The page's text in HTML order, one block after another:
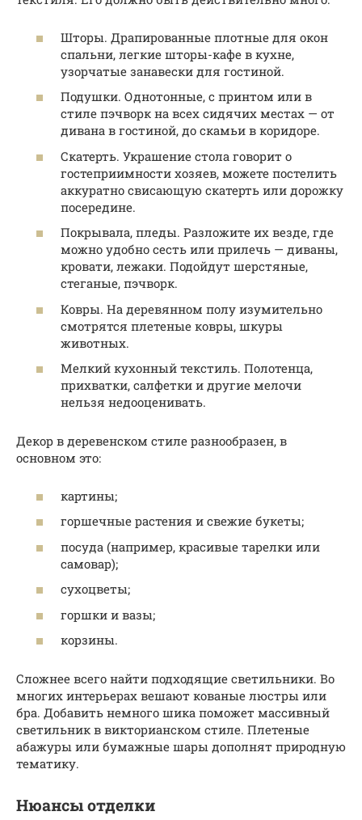
Шторы. Драпированные плотные для окон
спальни, легкие шторы-кафе в кухне,
узорчатые занавески для гостиной.
Подушки. Однотонные, с принтом или в
стиле пэчворк на всех сидячих местах — от
дивана в гостиной, до скамьи в коридоре.
Скатерть. Украшение стола говорит о
гостеприимности хозяев, можете постелить
аккуратно свисающую скатерть или дорожку
посередине.
Покрывала, пледы. Разложите их везде, где
можно удобно сесть или прилечь — диваны,
кровати, лежаки. Подойдут шерстяные,
стеганые, пэчворк.
Ковры. На деревянном полу изумительно
смотрятся плетеные ковры, шкуры
животных.
Мелкий кухонный текстиль. Полотенца,
прихватки, салфетки и другие мелочи
нельзя недооценивать.
Декор в деревенском стиле разнообразен, в
основном это:
картины;
горшечные растения и свежие букеты;
посуда (например, красивые тарелки или
самовар);
сухоцветы;
горшки и вазы;
корзины.
Сложнее всего найти подходящие светильники. Во
многих интерьерах вешают кованые люстры или
бра. Добавить немного шика поможет массивный
светильник в викторианском стиле. Плетеные
абажуры или бумажные шары дополнят природную
тематику.
Нюансы отделки